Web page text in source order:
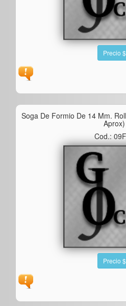
Precio $
Soga De Formio De 14 Mm.
Aprox)
Cod.:
Precio $